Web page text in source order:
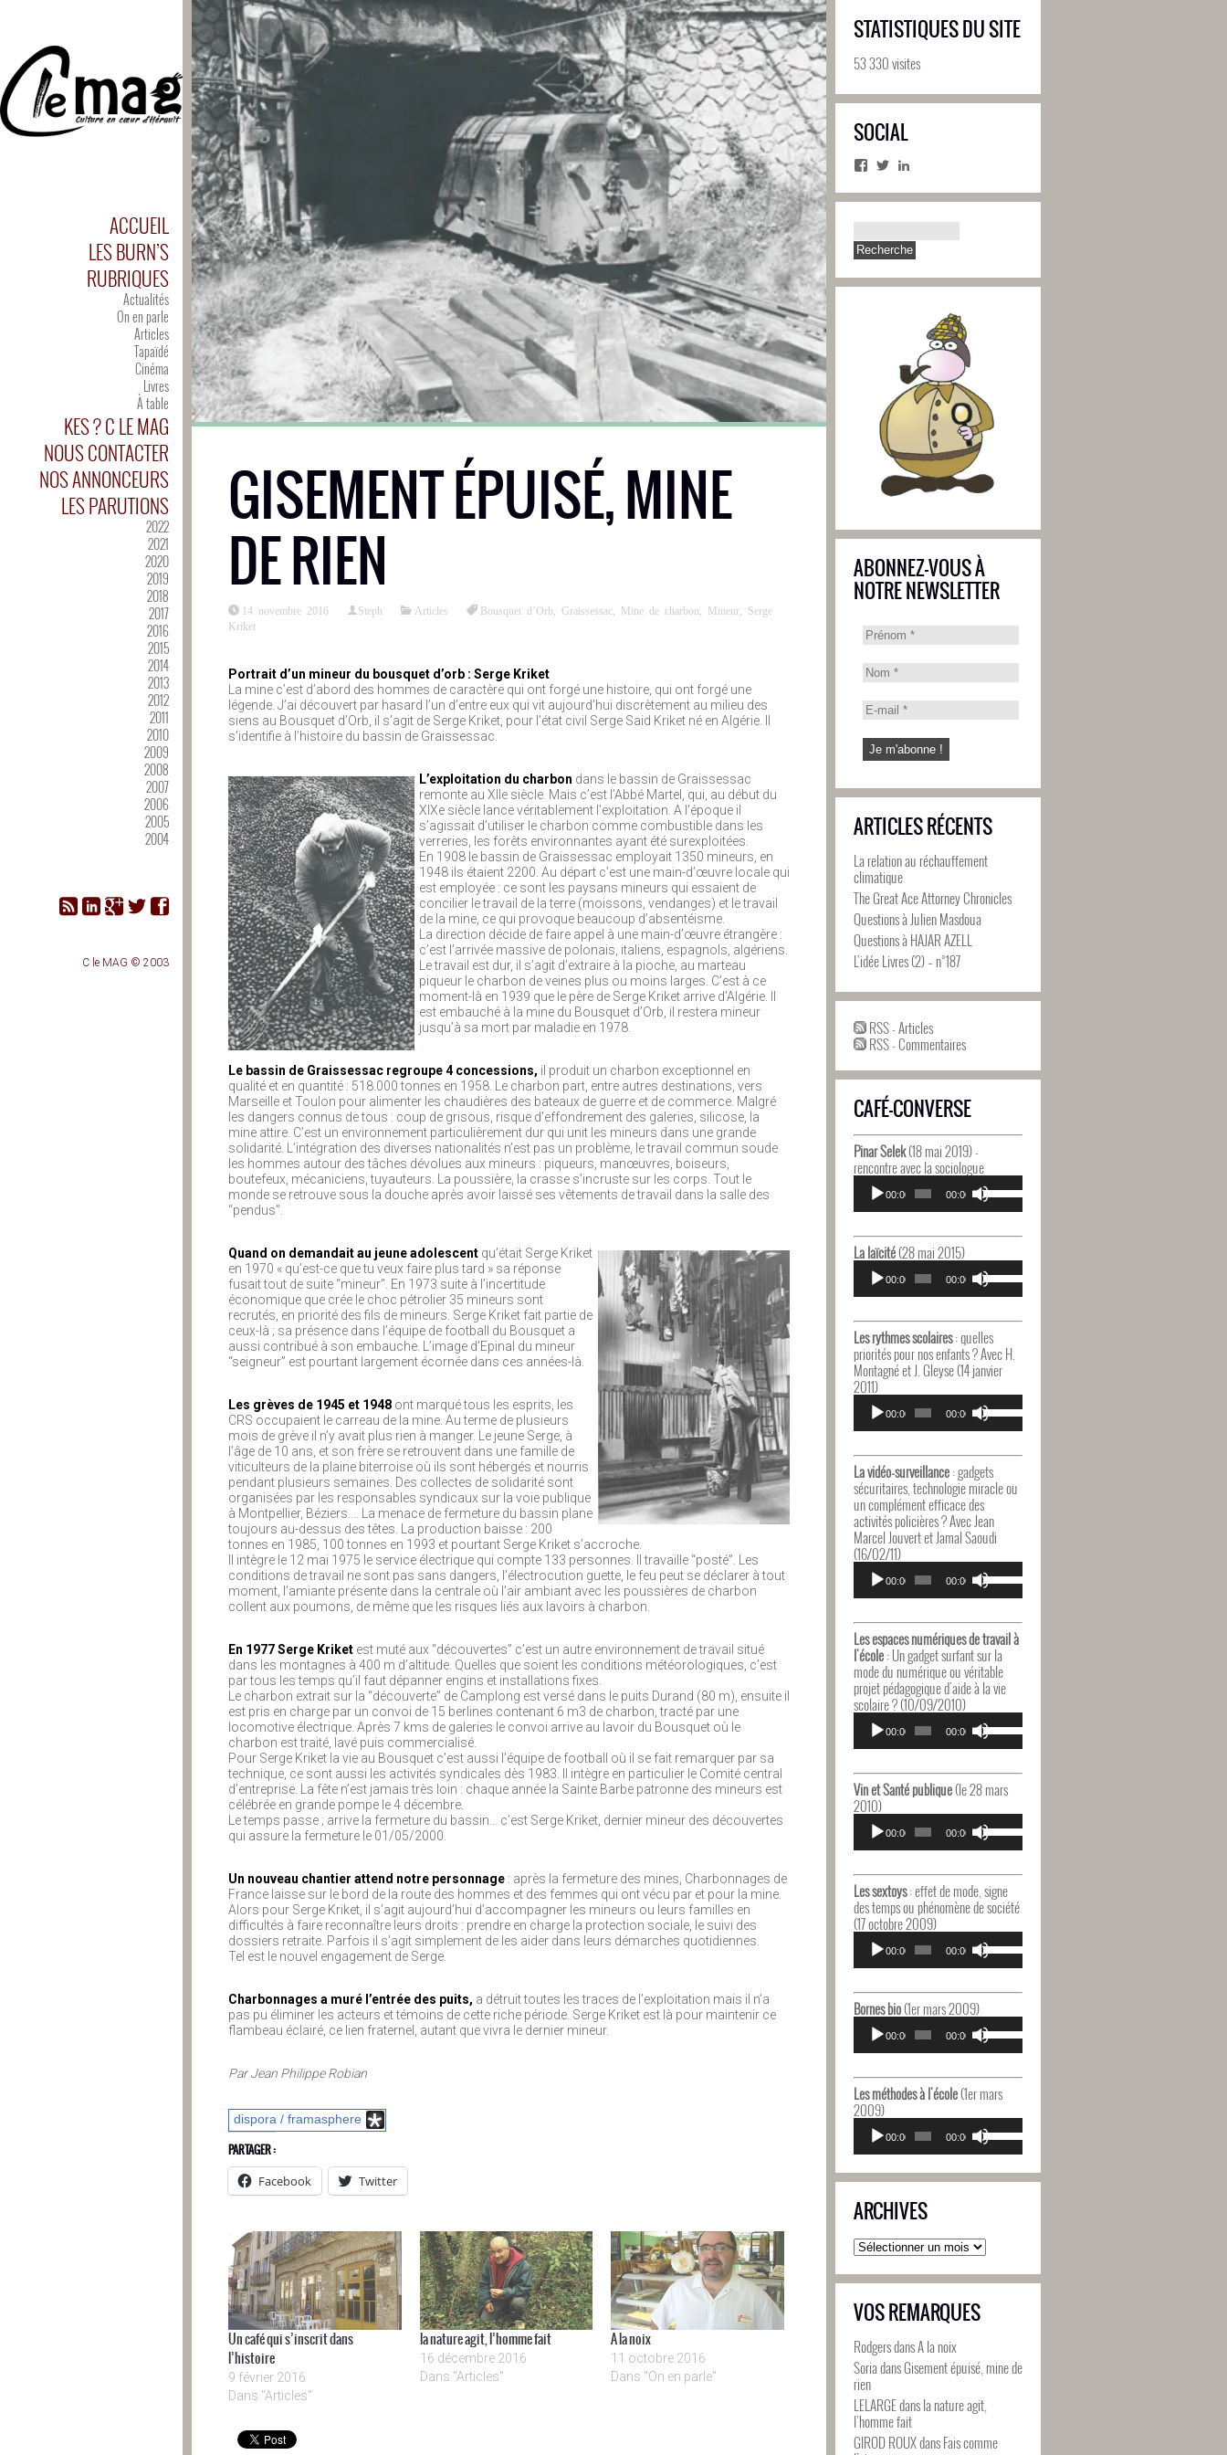
ACCUEIL
LES BURN’S
RUBRIQUES
Actualités
On en parle
Articles
Tapaïdé
Cinéma
Livres
À table
KES ? C LE MAG
NOUS CONTACTER
NOS ANNONCEURS
LES PARUTIONS
2022
2021
2020
2019
2018
2017
2016
2015
2014
2013
2012
2011
2010
2009
2008
2007
2006
2005
2004
C le MAG © 2003
GISEMENT ÉPUISÉ, MINE
DE RIEN
14 novembre 2016 Steph Articles Bousquet d’Orb Graissessac Mine de charbon Mineur
Serge
Kriket
Portrait d’un mineur du bousquet d’orb : Serge Kriket
La mine c’est d’abord des hommes de caractère qui ont forgé une histoire, qui ont forgé une
légende. J’ai découvert par hasard l’un d’entre eux qui vit aujourd’hui discrètement au milieu des
siens au Bousquet d’Orb, il s’agit de Serge Kriket, pour l’état civil Serge Said Kriket né en Algérie. Il
s’identifie à l’histoire du bassin de Graissessac.
L’exploitation du charbon dans le bassin de Graissessac
remonte au XIIe siècle. Mais c’est l’Abbé Martel, qui, au début du
XIXe siècle lance véritablement l’exploitation. A l’époque il
s’agissait d’utiliser le charbon comme combustible dans les
verreries, les forêts environnantes ayant été surexploitées.
En 1908 le bassin de Graissessac employait 1350 mineurs, en
1948 ils étaient 2200. Au départ c’est une main-d’œuvre locale qui
est employée : ce sont les paysans mineurs qui essaient de
concilier le travail de la terre (moissons, vendanges) et le travail
de la mine, ce qui provoque beaucoup d’absentéisme.
La direction décide de faire appel à une main-d’œuvre étrangère :
c’est l’arrivée massive de polonais, italiens, espagnols, algériens.
Le travail est dur, il s’agit d’extraire à la pioche, au marteau
piqueur le charbon de veines plus ou moins larges. C’est à ce
moment-là en 1939 que le père de Serge Kriket arrive d’Algérie. Il
est embauché à la mine du Bousquet d’Orb, il restera mineur
jusqu’à sa mort par maladie en 1978.
Le bassin de Graissessac regroupe 4 concessions, il produit un charbon exceptionnel en
qualité et en quantité : 518.000 tonnes en 1958. Le charbon part, entre autres destinations, vers
Marseille et Toulon pour alimenter les chaudières des bateaux de guerre et de commerce. Malgré
les dangers connus de tous : coup de grisous, risque d’effondrement des galeries, silicose, la
mine attire. C’est un environnement particulièrement dur qui unit les mineurs dans une grande
solidarité. L’intégration des diverses nationalités n’est pas un problème, le travail commun soude
les hommes autour des tâches dévolues aux mineurs : piqueurs, manœuvres, boiseurs,
boutefeux, mécaniciens, tuyauteurs. La poussière, la crasse s’incruste sur les corps. Tout le
monde se retrouve sous la douche après avoir laissé ses vêtements de travail dans la salle des
“pendus”.
Quand on demandait au jeune adolescent qu’était Serge Kriket
en 1970 « qu’est-ce que tu veux faire plus tard » sa réponse
fusait tout de suite “mineur”. En 1973 suite à l’incertitude
économique que crée le choc pétrolier 35 mineurs sont
recrutés, en priorité des fils de mineurs. Serge Kriket fait partie de
ceux-là ; sa présence dans l’équipe de football du Bousquet a
aussi contribué à son embauche. L’image d’Epinal du mineur
“seigneur” est pourtant largement écornée dans ces années-là.
Les grèves de 1945 et 1948 ont marqué tous les esprits, les
CRS occupaient le carreau de la mine. Au terme de plusieurs
mois de grève il n’y avait plus rien à manger. Le jeune Serge, à
l’âge de 10 ans, et son frère se retrouvent dans une famille de
viticulteurs de la plaine biterroise où ils sont hébergés et nourris
pendant plusieurs semaines. Des collectes de solidarité sont
organisées par les responsables syndicaux sur la voie publique
à Montpellier, Béziers…. La menace de fermeture du bassin plane
toujours au-dessus des têtes. La production baisse : 200
tonnes en 1985, 100 tonnes en 1993 et pourtant Serge Kriket s’accroche.
Il intègre le 12 mai 1975 le service électrique qui compte 133 personnes. Il travaille “posté”. Les
conditions de travail ne sont pas sans dangers, l’électrocution guette, le feu peut se déclarer à tout
moment, l’amiante présente dans la centrale où l’air ambiant avec les poussières de charbon
collent aux poumons, de même que les risques liés aux lavoirs à charbon.
En 1977 Serge Kriket est muté aux “découvertes” c’est un autre environnement de travail situé
dans les montagnes à 400 m d’altitude. Quelles que soient les conditions météorologiques, c’est
par tous les temps qu’il faut dépanner engins et installations fixes.
Le charbon extrait sur la “découverte” de Camplong est versé dans le puits Durand (80 m), ensuite il
est pris en charge par un convoi de 15 berlines contenant 6 m3 de charbon, tracté par une
locomotive électrique. Après 7 kms de galeries le convoi arrive au lavoir du Bousquet où le
charbon est traité, lavé puis commercialisé.
Pour Serge Kriket la vie au Bousquet c’est aussi l’équipe de football où il se fait remarquer par sa
technique, ce sont aussi les activités syndicales dès 1983. Il intègre en particulier le Comité central
d’entreprise. La fête n’est jamais très loin : chaque année la Sainte Barbe patronne des mineurs est
célébrée en grande pompe le 4 décembre.
Le temps passe ; arrive la fermeture du bassin… c’est Serge Kriket, dernier mineur des découvertes
qui assure la fermeture le 01/05/2000.
Un nouveau chantier attend notre personnage : après la fermeture des mines, Charbonnages de
France laisse sur le bord de la route des hommes et des femmes qui ont vécu par et pour la mine.
Alors pour Serge Kriket, il s’agit aujourd’hui d’accompagner les mineurs ou leurs familles en
difficultés à faire reconnaître leurs droits : prendre en charge la protection sociale, le suivi des
dossiers retraite. Parfois il s’agit simplement de les aider dans leurs démarches quotidiennes.
Tel est le nouvel engagement de Serge.
Charbonnages a muré l’entrée des puits, a détruit toutes les traces de l’exploitation mais il n’a
pas pu éliminer les acteurs et témoins de cette riche période. Serge Kriket est là pour maintenir ce
flambeau éclairé, ce lien fraternel, autant que vivra le dernier mineur.
Par Jean Philippe Robian
dispora / framasphere
PARTAGER :
Facebook
Twitter
Un café qui s’inscrit dans
l’histoire
9 février 2016
Dans "Articles"
la nature agit, l’homme fait
16 décembre 2016
Dans "Articles"
A la noix
11 octobre 2016
Dans "On en parle"
STATISTIQUES DU SITE
53 330 visites
SOCIAL
Facebook
Twitter
ABONNEZ-VOUS À
NOTRE NEWSLETTER
ARTICLES RÉCENTS
La relation au réchauffement
climatique
The Great Ace Attorney Chronicles
Questions à Julien Masdoua
Questions à HAJAR AZELL
L’idée Livres (2) – n°187
RSS - Articles
RSS - Commentaires
CAFÉ-CONVERSE
Pinar Selek(18 mai 2019) -
rencontre avec la sociologue
Lecteur
audio
00:00 00:00
Utilisez
les
flèches
augmenter
ou
diminuer
volume.
La laïcité(28 mai 2015)
Lecteur
audio
00:00 00:00
Utilisez
les
flèches
pour
augmenter
ou
le
volume.
Les rythmes scolaires: quelles
priorités pour nos enfants ? Avec H.
Montagné et J. Gleyse (14 janvier
2011)
Lecteur
audio
00:00 00:00
Utilisez
les
flèches
pour
augmenter
ou
diminuer
le
La vidéo-surveillance: gadgets
sécuritaires, technologie miracle ou
un complément efficace des
activités policières ? Avec Jean
Marcel Jouvert et Jamal Saoudi
(16/02/11)
Lecteur
audio
00:00 00:00
Utilisez
les
flèches
pour
augmenter
ou
diminuer
volume.
Les espaces numériques de travail à
l'école: Un gadget surfant sur la
mode du numérique ou véritable
projet pédagogique d'aide à la vie
scolaire ? (10/09/2010)
Lecteur
audio
00:00 00:00
Utilisez
les
flèches
pour
ou
diminuer
le
Vin et Santé publique(le 28 mars
2010)
Lecteur
audio
00:00 00:00
Utilisez
les
flèches
pour
augmenter
diminuer
le
volume.
Les sextoys: effet de mode, signe
des temps ou phénomène de société
(17 octobre 2009)
Lecteur
audio
00:00 00:00
Utilisez
les
flèches
augmenter
ou
diminuer
Bornes bio(1er mars 2009)
Lecteur
audio
00:00 00:00
Utilisez
les
flèches
pour
ou
diminuer
le
volume.
Les méthodes à l'école(1er mars
2009)
Lecteur
audio
00:00 00:00
Utilisez
les
flèches
haut/bas
diminuer
le
volume.
ARCHIVES
Archives
VOS REMARQUES
RodgersdansA la noix
SoriadansGisement épuisé, mine de
rien
LELARGEdansla nature agit,
l’homme fait
GIROD ROUXdansFais comme